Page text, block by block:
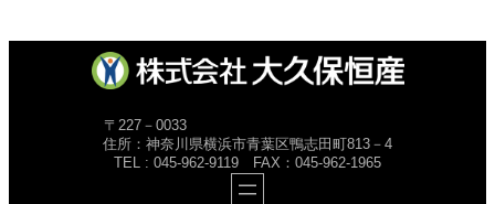
〒227－0033
住所：神奈川県横浜市青葉区鴨志田町813－4
TEL : 045-962-9119 FAX：045-962-1965